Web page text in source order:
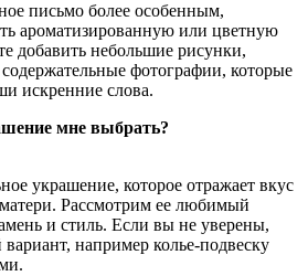
письмо более особенным,
ароматизированную или цветную
добавить небольшие рисунки,
фотографии, которые
искренние слова.
мне выбрать?
украшение, которое отражает вкус
Рассмотрим ее любимый
и стиль. Если вы не уверены,
например колье-подвеску